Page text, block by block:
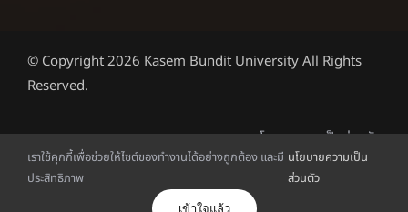
Reserved.
นโยบายความเป็นส่วนตัว
เราใช้คุกกี้เพื่อช่วยให้ไซต์ของทำงานได้อย่างถูกต้อง และมี
ประสิทธิภาพ
นโยบายความเป็น
ส่วนตัว